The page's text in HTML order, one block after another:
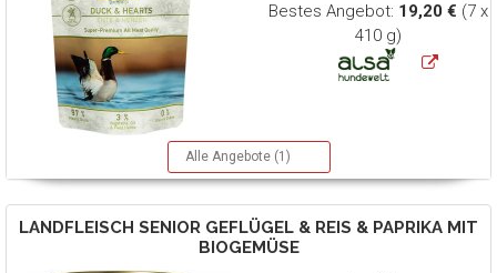
Bestes Angebot: 19,20 € (7 x
410 g)
Alle Angebote (1)
LANDFLEISCH SENIOR GEFLÜGEL & REIS & PAPRIKA MIT
BIOGEMÜSE